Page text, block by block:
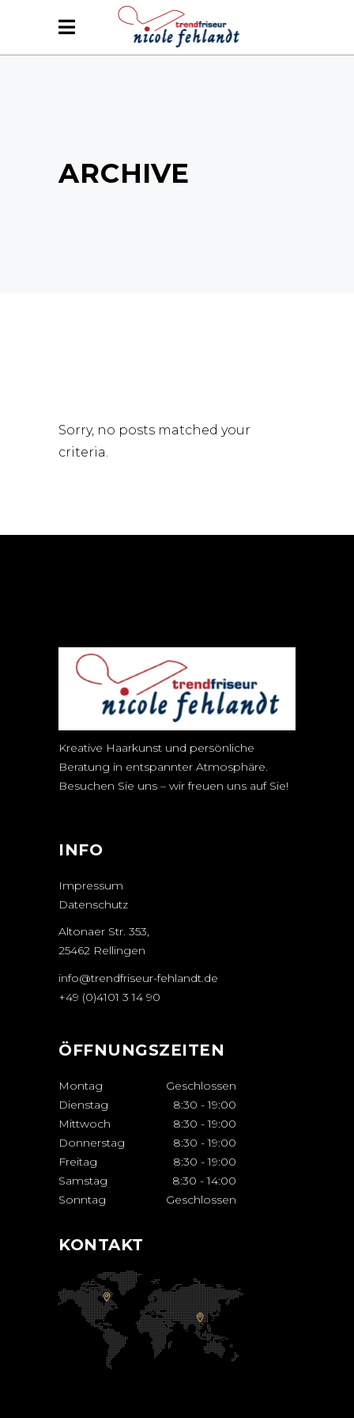
ARCHIVE
Sorry, no posts matched your
criteria.
Kreative Haarkunst und persönliche
Beratung in entspannter Atmosphäre.
Besuchen Sie uns – wir freuen uns auf Sie!
INFO
Impressum
Datenschutz
Altonaer Str. 353,
25462 Rellingen
info@trendfriseur-fehlandt.de
+49 (0)4101 3 14 90
ÖFFNUNGSZEITEN
Montag
Geschlossen
Dienstag
8:30 - 19:00
Mittwoch
8:30 - 19:00
Donnerstag
8:30 - 19:00
Freitag
8:30 - 19:00
Samstag
8:30 - 14:00
Sonntag
Geschlossen
KONTAKT